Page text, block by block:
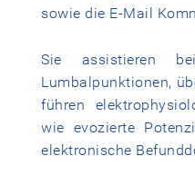
sowie die E-Mail
Sie assistieren
Lumbalpunktionen,
führen
wie evozierte
elektronische